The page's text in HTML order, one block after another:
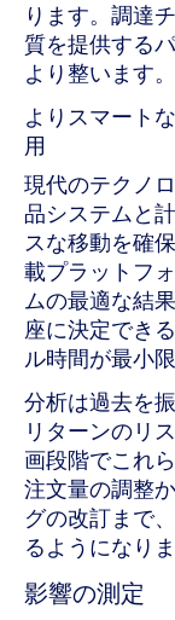
ります。調達
質を提供する
より整います。
よりスマート
用
現代のテクノ
品システムと
スな移動を確
載プラットフ
ムの最適な結
座に決定でき
ル時間が最小
分析は過去を
リターンのリ
画段階でこれ
注文量の調整
グの改訂まで
るようになりま
影響の測定